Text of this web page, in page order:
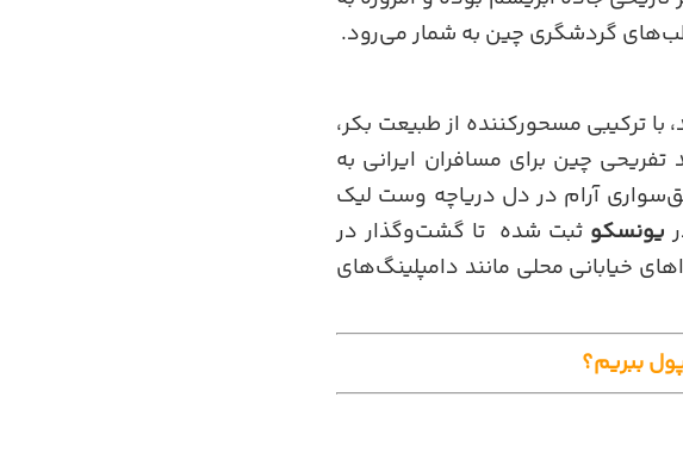
گردشگری چین به شمار می‌رود.
با ترکیبی مسحورکننده از طبیعت بکر،
چین برای مسافران ایرانی به
آرام در دل دریاچه وست لیک
یونسکو ثبت شده تا گشت‌وگذار در
خیابانی محلی مانند دامپلینگ‌های
ببریم؟